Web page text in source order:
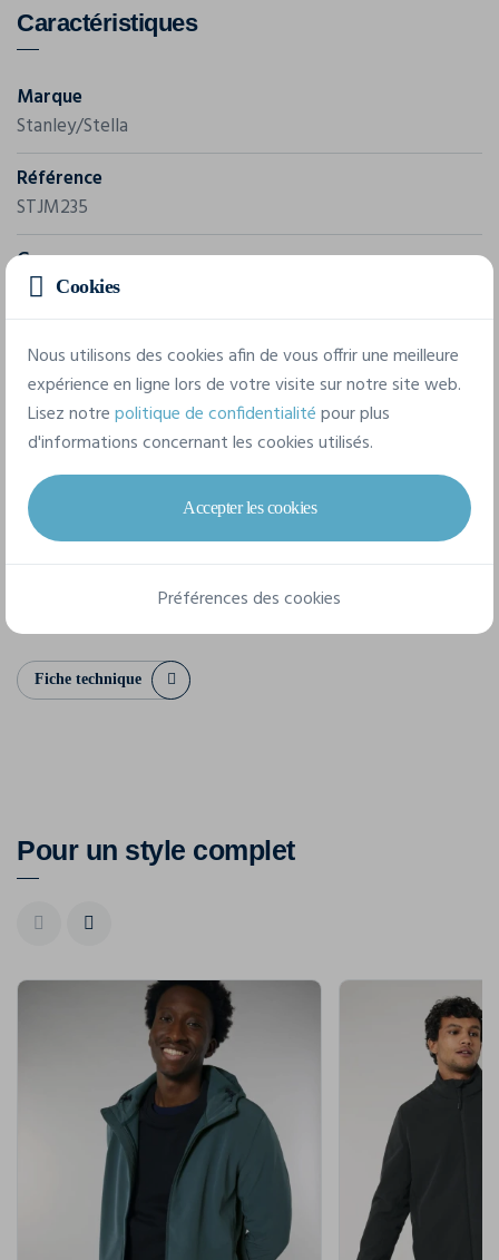
Caractéristiques
Marque
Stanley/Stella
Référence
STJM235
Grammage
315 g/m²
Composition
94% Recycled Polyester - 6% Elastane
8 tailles disponibles
S
Fiche technique
Pour un style complet
Cookies
Nous utilisons des cookies afin de vous offrir une meilleure
expérience en ligne lors de votre visite sur notre site web.
Lisez notrepolitique de confidentialitépour plus
d'informations concernant les cookies utilisés.
Accepter les cookies
Préférences des cookies